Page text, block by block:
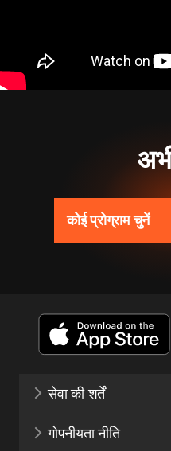
कोई प्रोग्राम चुनें
सेवा की शर्तें
गोपनीयता नीति